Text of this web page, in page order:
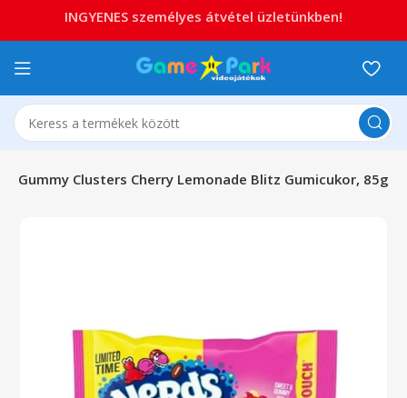
Gummy Clusters Cherry Lemonade Blitz Gumicukor, 85g
INGYENES személyes átvétel üzletünkben!